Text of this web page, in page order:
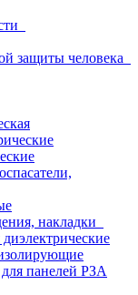
защиты человека
накладки
панелей РЗА